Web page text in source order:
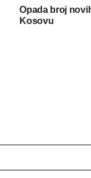
Opada broj
Kosovu